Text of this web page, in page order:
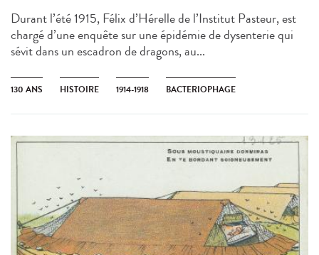
Durant l’été 1915, Félix d’Hérelle de l’Institut Pasteur, est
chargé d’une enquête sur une épidémie de dysenterie qui
sévit dans un escadron de dragons, au...
130 ANS HISTOIRE 1914-1918 BACTERIOPHAGE